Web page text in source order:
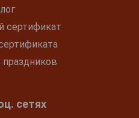
сертификат
праздников
сетях